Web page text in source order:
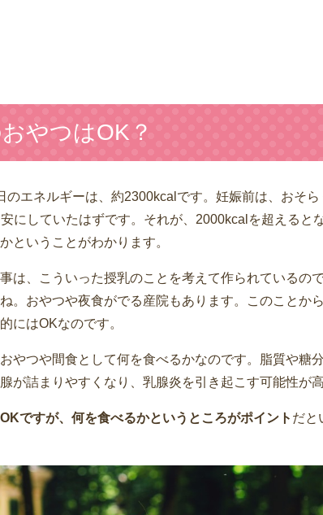
やつはOK？
のエネルギーは、約2300kcalです。妊娠前は、おそら
にしていたはずです。それが、2000kcalを超えると
ということがわかります。
は、こういった授乳のことを考えて作られているの
。おやつや夜食がでる産院もあります。このことか
にはOKなのです。
やつや間食として何を食べるかなのです。脂質や糖
が詰まりやすくなり、乳腺炎を引き起こす可能性が高
ですが、何を食べるかというところがポイント だと